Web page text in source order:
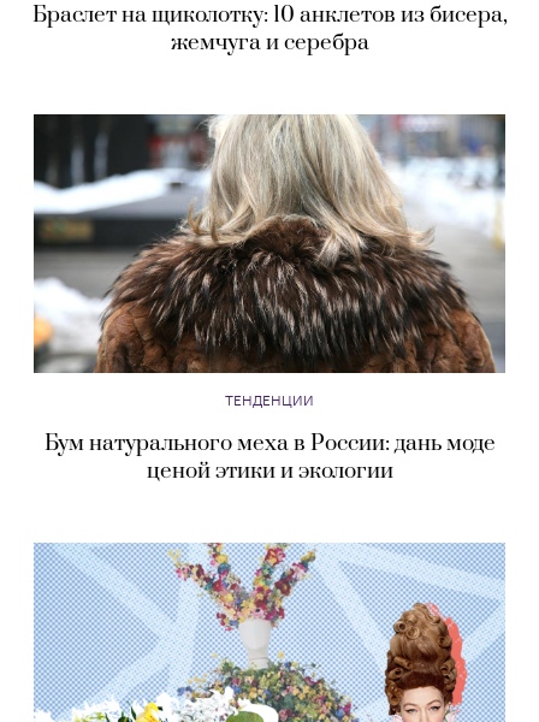
Браслет на щиколотку: 10 анклетов из бисера,
жемчуга и серебра
ТЕНДЕНЦИИ
Бум натурального меха в России: дань моде
ценой этики и экологии